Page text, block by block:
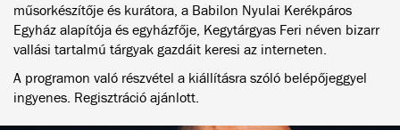
műsorkészítője és kurátora, a Babilon Nyulai Kerékpáros
Egyház alapítója és egyházfője, Kegytárgyas Feri néven bizarr
vallási tartalmú tárgyak gazdáit keresi az interneten.
A programon való részvétel a kiállításra szóló belépőjeggyel
ingyenes. Regisztráció ajánlott.